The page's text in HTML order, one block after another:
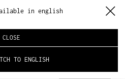
DB 1003
in english
CLOSE
TO ENGLISH